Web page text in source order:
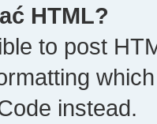
HTML?
to post
instead.